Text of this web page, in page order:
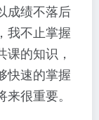
成绩不落后
我不止掌握
的知识，
快速的掌握
很重要。